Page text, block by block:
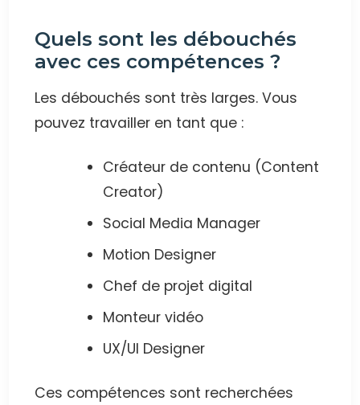
Quels sont les débouchés
avec ces compétences ?
Les débouchés sont très larges. Vous
pouvez travailler en tant que :
Créateur de contenu (Content
Creator)
Social Media Manager
Motion Designer
Chef de projet digital
Monteur vidéo
UX/UI Designer
Ces compétences sont recherchées